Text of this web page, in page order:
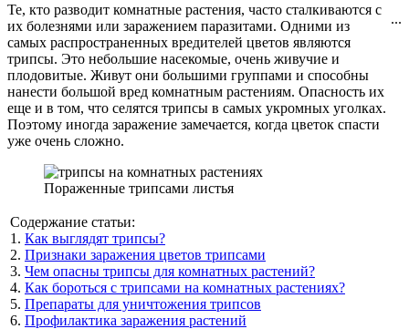
...
Те, кто разводит комнатные растения, часто сталкиваются с
их болезнями или заражением паразитами. Одними из
самых распространенных вредителей цветов являются
трипсы. Это небольшие насекомые, очень живучие и
плодовитые. Живут они большими группами и способны
нанести большой вред комнатным растениям. Опасность их
еще и в том, что селятся трипсы в самых укромных уголках.
Поэтому иногда заражение замечается, когда цветок спасти
уже очень сложно.
Пораженные трипсами листья
Содержание статьи:
1. Как выглядят трипсы?
2. Признаки заражения цветов трипсами
3. Чем опасны трипсы для комнатных растений?
4. Как бороться с трипсами на комнатных растениях?
5. Препараты для уничтожения трипсов
6. Профилактика заражения растений